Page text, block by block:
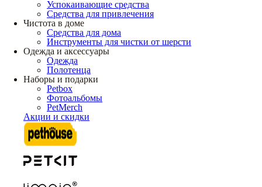
Успокаивающие средства
Средства для привлечения
Чистота в доме
Средства для дома
Инструменты для чистки от шерсти
Одежда и аксессуары
Одежда
Полотенца
Наборы и подарки
Petbox
Фотоальбомы
PetMerch
Акции и скидки